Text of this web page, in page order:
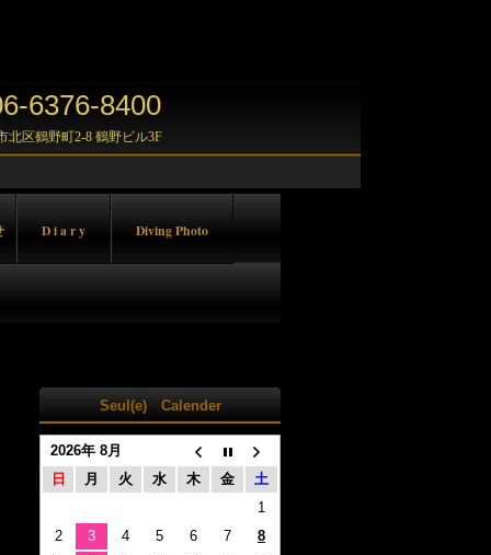
6376-8400
北区鶴野町2-8 鶴野ビル3F
D i a r y Diving Photo
Seul(e) Calender
2026年 8月
日
月 火 水 木 金
土
1
2
3 4 5 6 7
8